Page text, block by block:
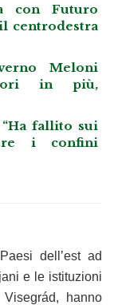
con Futuro
centrodestra
Meloni
in più,
“Ha fallito sui
i confini
dell’est ad
e le istituzioni
hanno